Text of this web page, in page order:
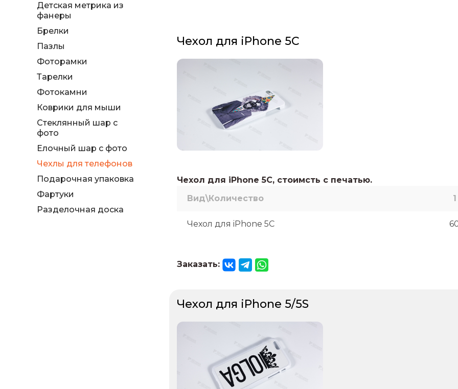
Детская метрика из
фанеры
Брелки
Пазлы
Фоторамки
Тарелки
Фотокамни
Коврики для мыши
Стеклянный шар с
фото
Елочный шар с фото
Чехлы для телефонов
Подарочная упаковка
Фартуки
Разделочная доска
Чехол для iPhone 5C
Чехол для iPhone 5C, стоимсть с печатью.
Вид\Количество
Чехол для iPhone 5C
Заказать:
Чехол для iPhone 5/5S